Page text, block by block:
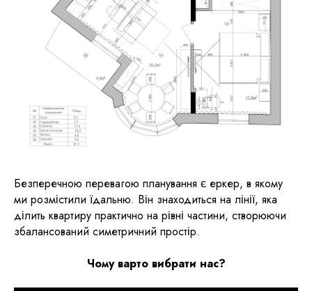
Безперечною перевагою планування є еркер, в якому
ми розмістили їдальню. Він знаходиться на лінії, яка
ділить квартиру практично на рівні частини, створюючи
збалансований симетричний простір.
Чому варто вибрати нас?